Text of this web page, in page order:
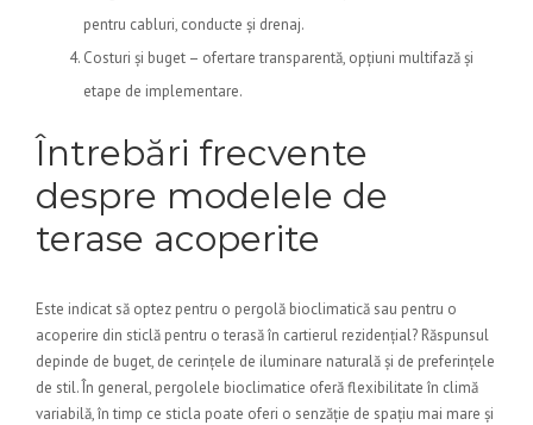
pentru cabluri, conducte și drenaj.
Costuri și buget – ofertare transparentă, opțiuni multifază și
etape de implementare.
Întrebări frecvente
despre modelele de
terase acoperite
Este indicat să optez pentru o pergolă bioclimatică sau pentru o
acoperire din sticlă pentru o terasă în cartierul rezidențial? Răspunsul
depinde de buget, de cerințele de iluminare naturală și de preferințele
de stil. În general, pergolele bioclimatice oferă flexibilitate în climă
variabilă, în timp ce sticla poate oferi o senzăție de spațiu mai mare și